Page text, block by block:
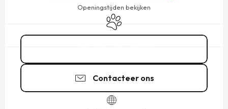
Openingstijden bekijken
Dieren toegelaten
Contacteer ons